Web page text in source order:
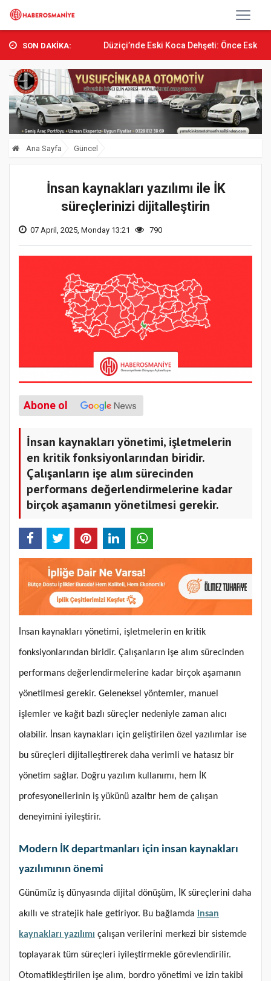
SON DAKİKA:
Düziçi’nde Eski Koca Dehşeti: Önce Eski Eşini...
Ana Sayfa Güncel
İnsan kaynakları yazılımı ile İK
süreçlerinizi dijitalleştirin
07 April, 2025, Monday 13:21 790
Abone ol
İnsan kaynakları yönetimi, işletmelerin
en kritik fonksiyonlarından biridir.
Çalışanların işe alım sürecinden
performans değerlendirmelerine kadar
birçok aşamanın yönetilmesi gerekir.
İnsan kaynakları yönetimi, işletmelerin en kritik
fonksiyonlarından biridir. Çalışanların işe alım sürecinden
performans değerlendirmelerine kadar birçok aşamanın
yönetilmesi gerekir. Geleneksel yöntemler, manuel
işlemler ve kağıt bazlı süreçler nedeniyle zaman alıcı
olabilir. İnsan kaynakları için geliştirilen özel yazılımlar ise
bu süreçleri dijitalleştirerek daha verimli ve hatasız bir
yönetim sağlar. Doğru yazılım kullanımı, hem İK
profesyonellerinin iş yükünü azaltır hem de çalışan
deneyimini iyileştirir.
Modern İK departmanları için insan kaynakları
yazılımının önemi
Günümüz iş dünyasında dijital dönüşüm, İK süreçlerini daha
akıllı ve stratejik hale getiriyor. Bu bağlamda insan
kaynakları yazılımı çalışan verilerini merkezi bir sistemde
toplayarak tüm süreçleri iyileştirmekle görevlendirilir.
Otomatikleştirilen işe alım, bordro yönetimi ve izin takibi